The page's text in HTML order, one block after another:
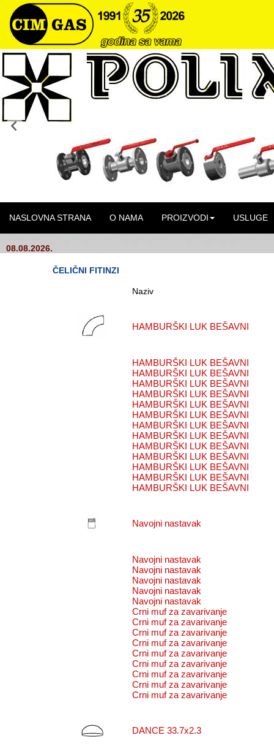
NASLOVNA STRANA O NAMA PROIZVODI USLUGE
08.08.2026.
ČELIČNI FITINZI
Naziv
HAMBURŠKI LUK BEŠAVNI
HAMBURŠKI LUK BEŠAVNI
HAMBURŠKI LUK BEŠAVNI
HAMBURŠKI LUK BEŠAVNI
HAMBURŠKI LUK BEŠAVNI
HAMBURŠKI LUK BEŠAVNI
HAMBURŠKI LUK BEŠAVNI
HAMBURŠKI LUK BEŠAVNI
HAMBURŠKI LUK BEŠAVNI
HAMBURŠKI LUK BEŠAVNI
HAMBURŠKI LUK BEŠAVNI
HAMBURŠKI LUK BEŠAVNI
HAMBURŠKI LUK BEŠAVNI
HAMBURŠKI LUK BEŠAVNI
Navojni nastavak
Navojni nastavak
Navojni nastavak
Navojni nastavak
Navojni nastavak
Navojni nastavak
Crni muf za zavarivanje
Crni muf za zavarivanje
Crni muf za zavarivanje
Crni muf za zavarivanje
Crni muf za zavarivanje
Crni muf za zavarivanje
Crni muf za zavarivanje
Crni muf za zavarivanje
Crni muf za zavarivanje
DANCE 33.7x2.3